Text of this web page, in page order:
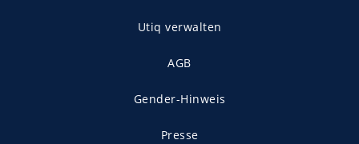
Utiq verwalten
AGB
Gender-Hinweis
Presse